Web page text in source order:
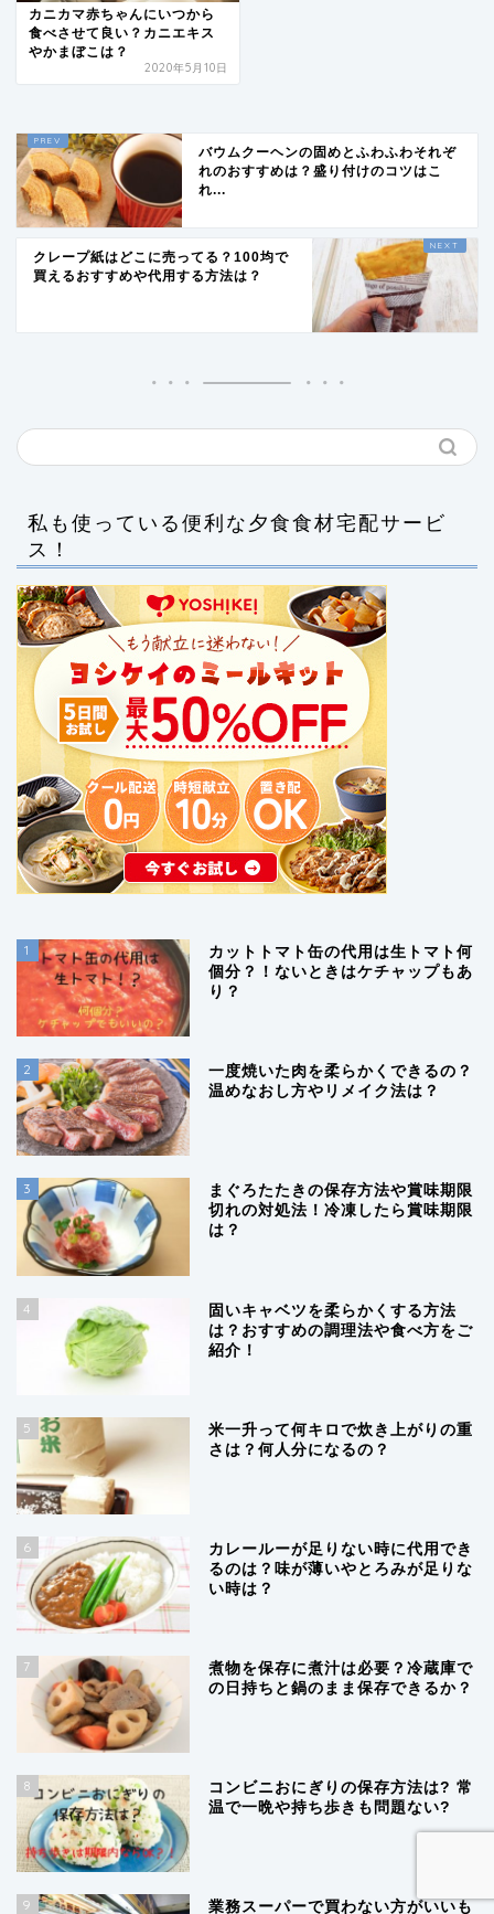
カニカマ赤ちゃんにいつから
食べさせて良い？カニエキス
やかまぼこは？
2020年5月10日
バウムクーヘンの固めとふわふわそれぞ
れのおすすめは？盛り付けのコツはこ
れ...
クレープ紙はどこに売ってる？100均で
買えるおすすめや代用する方法は？
私も使っている便利な夕食食材宅配サービ
ス！
1
カットトマト缶の代用は生トマト何
個分？！ないときはケチャップもあ
り？
2
一度焼いた肉を柔らかくできるの？
温めなおし方やリメイク法は？
3
まぐろたたきの保存方法や賞味期限
切れの対処法！冷凍したら賞味期限
は？
4
固いキャベツを柔らかくする方法
は？おすすめの調理法や食べ方をご
紹介！
5
米一升って何キロで炊き上がりの重
さは？何人分になるの？
6
カレールーが足りない時に代用でき
るのは？味が薄いやとろみが足りな
い時は？
7
煮物を保存に煮汁は必要？冷蔵庫で
の日持ちと鍋のまま保存できるか？
8
コンビニおにぎりの保存方法は? 常
温で一晩や持ち歩きも問題ない?
9 業務スーパーで買わない方がいいも